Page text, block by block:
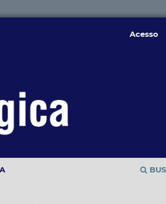
Acesso